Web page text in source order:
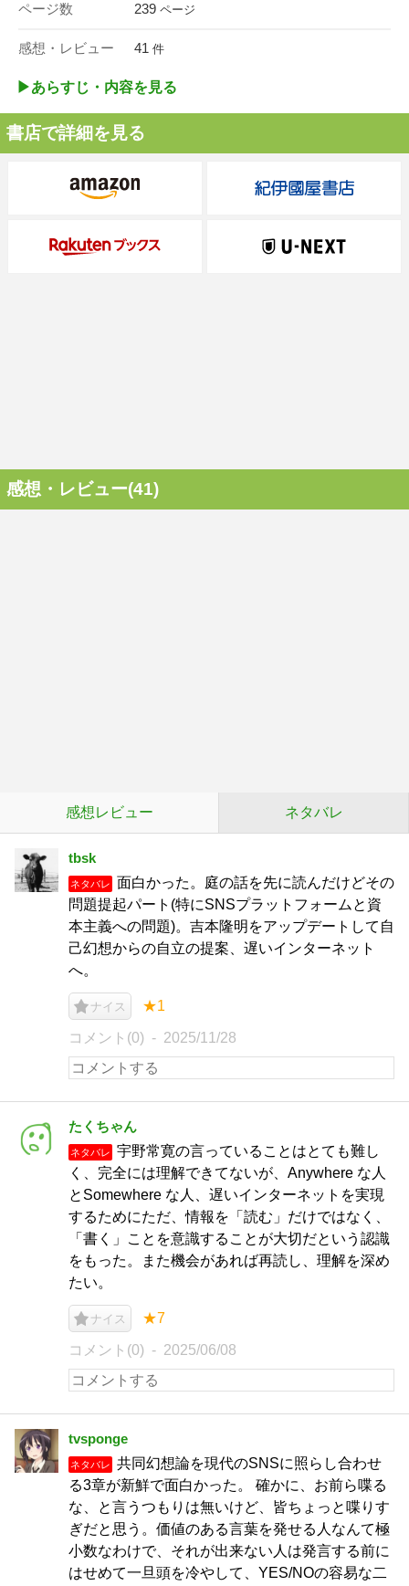
ページ数 239 ページ
感想・レビュー 41 件
▶︎あらすじ・内容を見る
書店で詳細を見る
感想・レビュー(41)
感想レビュー ネタバレ
tbsk
ネタバレ
面白かった。庭の話を先に読んだけどその
問題提起パート(特にSNSプラットフォームと資
本主義への問題)。吉本隆明をアップデートして自
己幻想からの自立の提案、遅いインターネット
へ。
ナイス ★1
コメント(0) 2025/11/28
たくちゃん
ネタバレ
宇野常寛の言っていることはとても難し
く、完全には理解できてないが、Anywhere な人
とSomewhere な人、遅いインターネットを実現
するためにただ、情報を「読む」だけではなく、
「書く」ことを意識することが大切だという認識
をもった。また機会があれば再読し、理解を深め
たい。
ナイス ★7
コメント(0) 2025/06/08
tvsponge
ネタバレ
共同幻想論を現代のSNSに照らし合わせ
る3章が新鮮で面白かった。 確かに、お前ら喋る
な、と言うつもりは無いけど、皆ちょっと喋りす
ぎだと思う。価値のある言葉を発せる人なんて極
小数なわけで、それが出来ない人は発言する前に
はせめて一旦頭を冷やして、YES/NOの容易な二